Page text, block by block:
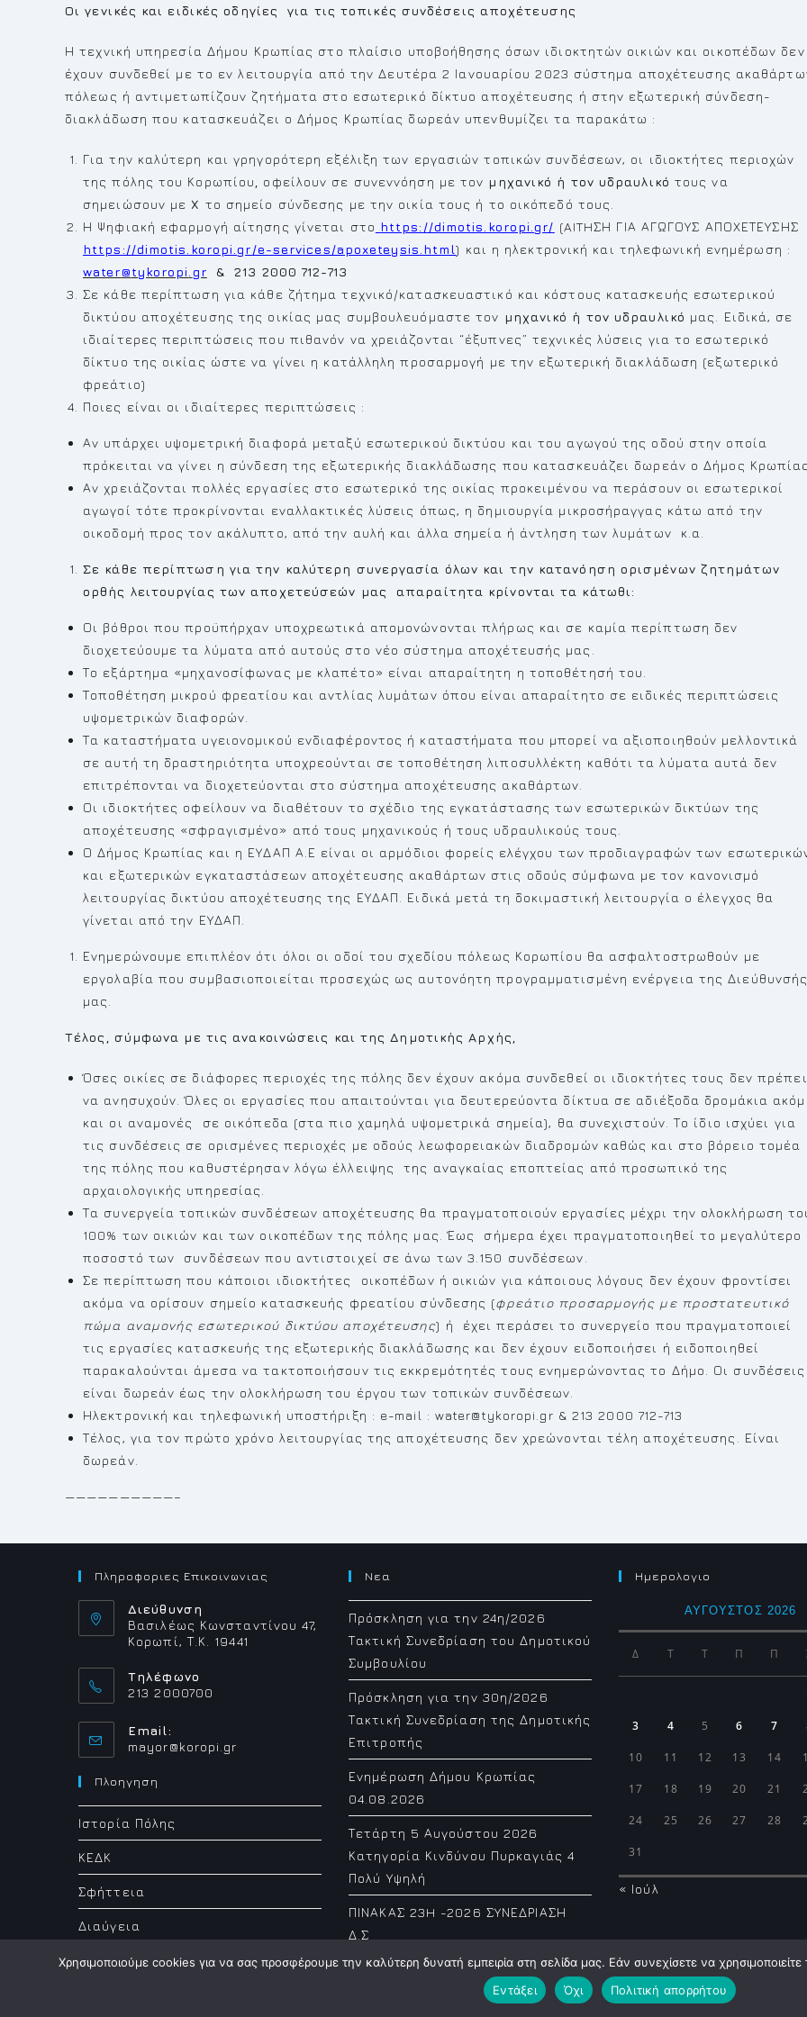
Οι γενικές και ειδικές οδηγίες για τις τοπικές συνδέσεις αποχέτευσης
Η τεχνική υπηρεσία Δήμου Κρωπίας στο πλαίσιο υποβοήθησης όσων ιδιοκτητών οικιών και οικοπέδων δεν
έχουν συνδεθεί με το εν λειτουργία από την Δευτέρα 2 Ιανουαρίου 2023 σύστημα αποχέτευσης
πόλεως ή αντιμετωπίζουν ζητήματα στο εσωτερικό δίκτυο αποχέτευσης ή στην εξωτερική σύνδεση-
διακλάδωση που κατασκευάζει ο Δήμος Κρωπίας δωρεάν υπενθυμίζει τα παρακάτω :
Για την καλύτερη και γρηγορότερη εξέλιξη των εργασιών τοπικών συνδέσεων, οι ιδιοκτήτες περιοχών
της πόλης του Κορωπίου
οφείλουν σε συνεννόηση με τον μηχανικό ή τον υδραυλικό τους να
σημειώσουν με Χ το σημείο σύνδεσης με την οικία τους ή το οικόπεδό τους.
Η Ψηφιακή εφαρμογή αίτησης γίνεται στο https://dimotis.koropi.gr/ (AITHΣΗ ΓΙΑ ΑΓΩΓΟΥΣ ΑΠΟΧΕΤΕΥΣΗΣ
https://dimotis.koropi.gr/e-services/apoxeteysis.html) και η ηλεκτρονική και τηλεφωνική ενημέρωση :
water@tykoropi gr & 213 2000 712-713
Σε κάθε περίπτωση για κάθε ζήτημα τεχνικό/κατασκευαστικό και κόστους κατασκευής εσωτερικού
δικτύου αποχέτευσης της οικίας μας συμβουλευόμαστε τον μηχανικό ή τον υδραυλικό μας. Ειδικά, σε
ιδιαίτερες περιπτώσεις που πιθανόν να χρειάζονται “έξυπνες” τεχνικές λύσεις για το εσωτερικό
δίκτυο της οικίας ώστε να γίνει η κατάλληλη προσαρμογή με την εξωτερική διακλάδωση (εξωτερικό
φρεάτιο)
Ποιες είναι οι ιδιαίτερες περιπτώσεις :
Αν υπάρχει υψομετρική διαφορά μεταξύ εσωτερικού δικτύου και του αγωγού της οδού στην οποία
πρόκειται να γίνει η σύνδεση της εξωτερικής διακλάδωσης που κατασκευάζει δωρεάν ο Δήμος
Αν χρειάζονται πολλές εργασίες στο εσωτερικό της οικίας προκειμένου να περάσουν οι εσωτερικοί
αγωγοί τότε προκρίνονται εναλλακτικές λύσεις όπως, η δημιουργία μικροσήραγγας κάτω από την
οικοδομή προς τον ακάλυπτο, από την αυλή και άλλα σημεία ή άντληση των λυμάτων κ.α.
Σε κάθε περίπτωση για την καλύτερη συνεργασία όλων και την κατανόηση ορισμένων ζητημάτων
ορθής λειτουργίας των αποχετεύσεών μας απαραίτητα κρίνονται τα κάτωθι:
Οι βόθροι που προϋπήρχαν υποχρεωτικά απομονώνονται πλήρως και σε καμία περίπτωση δεν
διοχετεύουμε τα λύματα από αυτούς στο νέο σύστημα αποχέτευσής μας.
Το εξάρτημα «μηχανοσίφωνας με κλαπέτο» είναι απαραίτητη η τοποθέτησή του.
Τοποθέτηση μικρού φρεατίου και αντλίας λυμάτων όπου είναι απαραίτητο σε ειδικές περιπτώσεις
υψομετρικών διαφορών.
Τα καταστήματα υγειονομικού ενδιαφέροντος ή καταστήματα που μπορεί να αξιοποιηθούν μελλοντικά
σε αυτή τη δραστηριότητα υποχρεούνται σε τοποθέτηση λιποσυλλέκτη καθότι τα λύματα αυτά δεν
επιτρέπονται να διοχετεύονται στο σύστημα αποχέτευσης ακαθάρτων.
Οι ιδιοκτήτες οφείλουν να διαθέτουν το σχέδιο της εγκατάστασης των εσωτερικών δικτύων της
αποχέτευσης «σφραγισμένο» από τους μηχανικούς ή τους υδραυλικούς τους.
Ο Δήμος Κρωπίας και η ΕΥΔΑΠ Α.Ε είναι οι αρμόδιοι φορείς ελέγχου των προδιαγραφών των
και εξωτερικών εγκαταστάσεων αποχέτευσης ακαθάρτων στις οδούς σύμφωνα με τον κανονισμό
λειτουργίας δικτύου αποχέτευσης της ΕΥΔΑΠ. Ειδικά μετά τη δοκιμαστική λειτουργία ο έλεγχος θα
γίνεται από την ΕΥΔΑΠ.
Ενημερώνουμε επιπλέον ότι όλοι οι οδοί του σχεδίου πόλεως Κορωπίου θα ασφαλτοστρωθούν με
εργολαβία που συμβασιοποιείται προσεχώς ως αυτονόητη προγραμματισμένη ενέργεια της
μας.
Τέλος, σύμφωνα με τις ανακοινώσεις και της Δημοτικής Αρχής,
Όσες οικίες σε διάφορες περιοχές της πόλης δεν έχουν ακόμα συνδεθεί οι ιδιοκτήτες τους δεν πρέπει
να ανησυχούν. Όλες οι εργασίες που απαιτούνται για δευτερεύοντα δίκτυα σε αδιέξοδα δρομάκια
και οι αναμονές σε οικόπεδα (στα πιο χαμηλά υψομετρικά σημεία), θα συνεχιστούν. Το ίδιο ισχύει για
τις συνδέσεις σε ορισμένες περιοχές με οδούς λεωφορειακών διαδρομών καθώς και στο βόρειο τομέα
της πόλης που καθυστέρησαν λόγω έλλειψης της αναγκαίας εποπτείας από προσωπικό της
αρχαιολογικής υπηρεσίας.
Τα συνεργεία τοπικών συνδέσεων αποχέτευσης θα πραγματοποιούν εργασίες μέχρι την ολοκλήρωση
100% των οικιών και των οικοπέδων της πόλης μας. Έως σήμερα έχει πραγματοποιηθεί το μεγαλύτερο
ποσοστό των συνδέσεων που αντιστοιχεί σε άνω των 3.150 συνδέσεων.
Σε περίπτωση που κάποιοι ιδιοκτήτες οικοπέδων ή οικιών για κάποιους λόγους δεν έχουν φροντίσει
ακόμα να ορίσουν σημείο κατασκευής φρεατίου σύνδεσης (φρεάτιο προσαρμογής με προστατευτικό
πώμα αναμονής εσωτερικού δικτύου αποχέτευσης) ή έχει περάσει το συνεργείο που πραγματοποιεί
τις εργασίες κατασκευής της εξωτερικής διακλάδωσης και δεν έχουν ειδοποιήσει ή ειδοποιηθεί
παρακαλούνται άμεσα να τακτοποιήσουν τις εκκρεμότητές τους ενημερώνοντας το Δήμο. Οι συνδέσεις
είναι δωρεάν έως την ολοκλήρωση του έργου των τοπικών συνδέσεων.
Ηλεκτρονική και τηλεφωνική υποστήριξη : e-mail : water@tykoropi.gr & 213 2000 712-713
Τέλος, για τον πρώτο χρόνο λειτουργίας της αποχέτευσης δεν χρεώνονται τέλη αποχέτευσης. Είναι
δωρεάν.
——————————–
Πληροφοριες Επικοινωνιας
Διεύθυνση
Βασιλέως Κωνσταντίνου 47,
Κορωπί, Τ.Κ. 19441
Τηλέφωνο
213 2000700
Email:
mayor@koropi.gr
Πλοηγηση
Ιστορία Πόλης
ΚΕΔΚ
Σφήττεια
Διαύγεια
Νεα
Πρόσκληση για την 24η/2026
Τακτική Συνεδρίαση του Δημοτικού
Συμβουλίου
Πρόσκληση για την 30η/2026
Τακτική Συνεδρίαση της Δημοτικής
Επιτροπής
Ενημέρωση Δήμου Κρωπίας
04.08.2026
Τετάρτη 5 Αυγούστου 2026
Κατηγορία Κινδύνου Πυρκαγιάς 4
Πολύ Υψηλή
ΠΙΝΑΚΑΣ 23H -2026 ΣΥΝΕΔΡΙΑΣΗ
Δ.Σ
Ημερολογιο
ΑΎΓΟΥΣΤΟΣ 2026
Δ Τ Τ Π Π
3 4 5 6 7
10 11 12 13 14
17 18 19 20 21
24 25 26 27 28
31
« Ιούλ
Municipality of Koropi © 2026
Χρησιμοποιούμε cookies για να σας προσφέρουμε την καλύτερη δυνατή εμπειρία στη σελίδα μας. Εάν συνεχίσετε να
Εντάξει
Όχι Πολιτική απορρήτου